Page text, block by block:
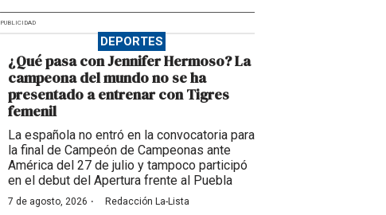
PUBLICIDAD
DEPORTES
¿Qué pasa con Jennifer Hermoso? La
campeona del mundo no se ha
presentado a entrenar con Tigres
femenil
La española no entró en la convocatoria para
la final de Campeón de Campeonas ante
América del 27 de julio y tampoco participó
en el debut del Apertura frente al Puebla
7 de agosto, 2026 · Redacción La-Lista